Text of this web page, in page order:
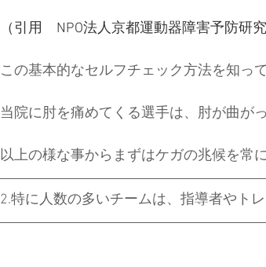
（引用　NPO法人京都運動器障害予防研
この基本的なセルフチェック方法を知っ
当院に肘を痛めてくる選手は、肘が曲が
以上の様な事からまずはケガの兆候を常
2.特に人数の多いチームは、指導者やト